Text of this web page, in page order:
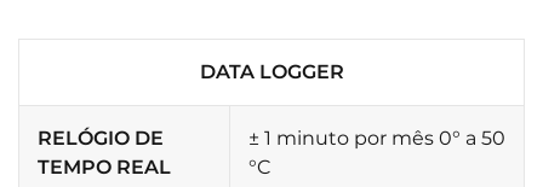
DATA LOGGER
RELÓGIO DE
TEMPO REAL
± 1 minuto por mês 0° a 50
°C